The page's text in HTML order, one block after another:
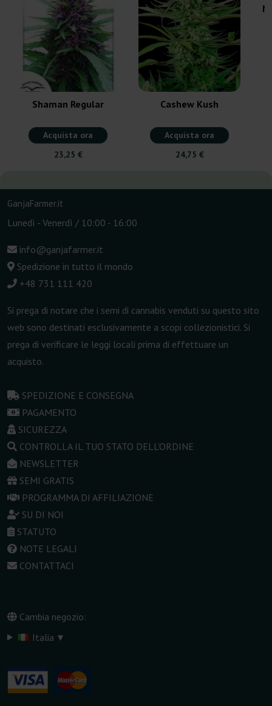
Shaman Regular
Acquista ora
23,25 €
Cashew Kush
Acquista ora
24,75 €
GanjaFarmer.it
Lunedì - Venerdì / 10:00 - 16:00
info@ganjafarmer.it
Spedizione in tutto il mondo
+48 731 111 420
Si prega di notare che i semi di cannabis venduti su questo sito
web sono destinati esclusivamente a scopi collezionistici. Si
prega di verificare le leggi locali prima di effettuare un
acquisto.
SPEDIZIONE E CONSEGNA
PAGAMENTO
SICUREZZA
CONTROLLA IL TUO STATO DELL'ORDINE
NEWSLETTER
SEMI GRATIS
PROGRAMMA DI AFFILIAZIONE
SU DI NOI
STATUTO
NOTE LEGALI
CONTATTACI
Cambia negozio:
Italia ▾